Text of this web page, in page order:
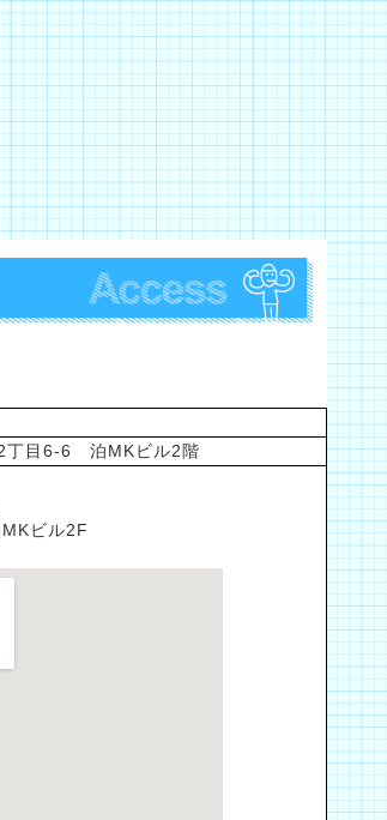
丁目6-6 泊MKビル2階
ビル2F